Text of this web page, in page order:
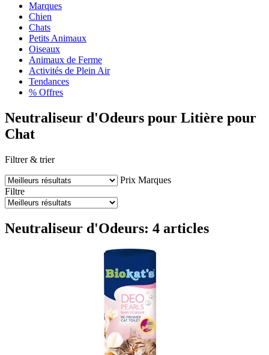
Marques
Chien
Chats
Petits Animaux
Oiseaux
Animaux de Ferme
Activités de Plein Air
Tendances
% Offres
Neutraliseur d'Odeurs pour Litière pour
Chat
Filtrer & trier
Prix Marques
Filtre
Neutraliseur d'Odeurs: 4 articles